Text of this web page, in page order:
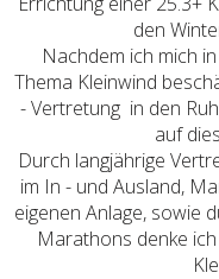
den
Nachdem ich mich
Thema Kleinwind
- Vertretung in den
auf
Durch langjährige
im In - und Ausland,
eigenen Anlage, sowie
Marathons denke